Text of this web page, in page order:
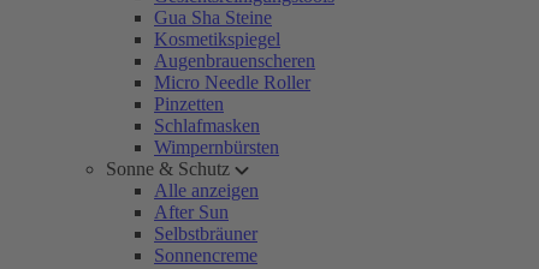
Gua Sha Steine
Kosmetikspiegel
Augenbrauenscheren
Micro Needle Roller
Pinzetten
Schlafmasken
Wimpernbürsten
Sonne & Schutz
Alle anzeigen
After Sun
Selbstbräuner
Sonnencreme